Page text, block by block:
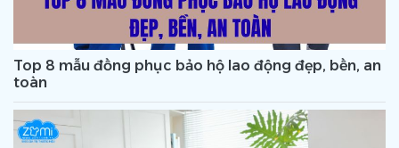
Top 8 mẫu đồng phục bảo hộ lao động đẹp, bền, an
toàn